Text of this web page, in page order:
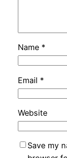
Name *
Email *
Website
Save my